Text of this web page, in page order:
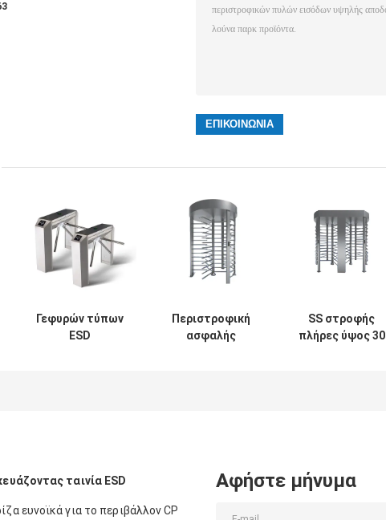
Γεφυρών τύπων
ESD
Περιστροφική
ασφαλής
ανίχνευση
κώδικα QR
SS στροφής
πλήρες ύψος 30
ταινία ESD
ευνοϊκά για το περιβάλλον CP
Αφήστε μήνυμα